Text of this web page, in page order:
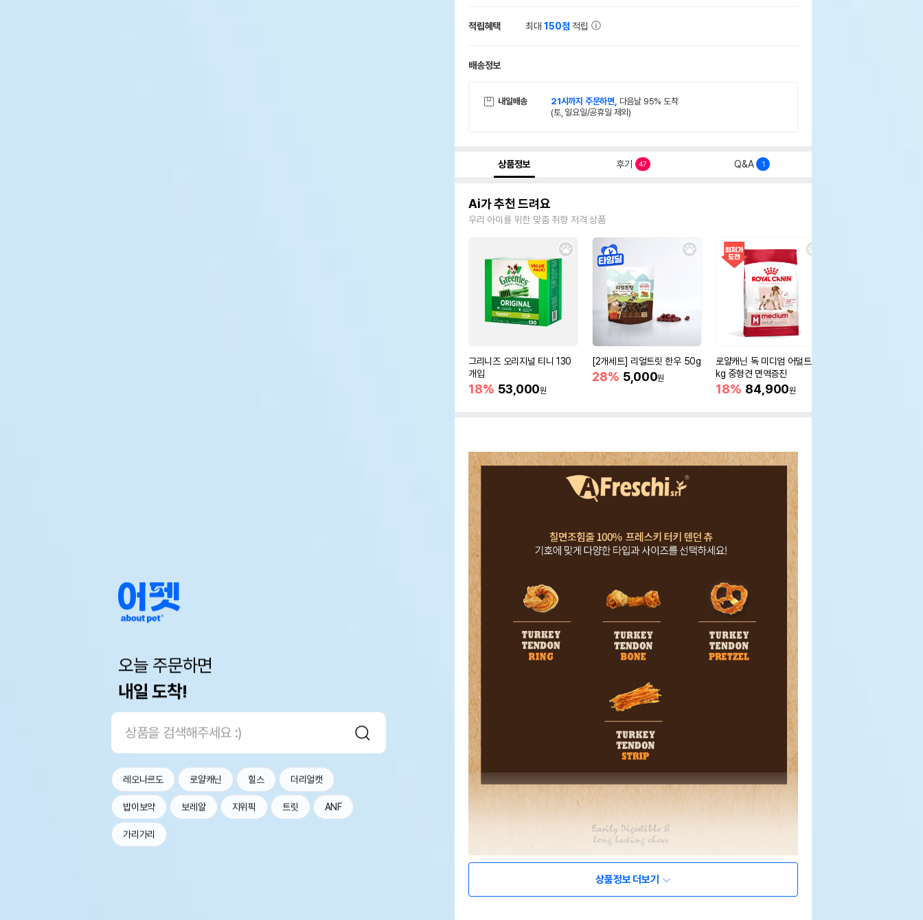
오늘 주문하면
내일 도착!
레오나르도 로얄캐닌 힐스 더리얼캣
밥이보약 보레알 지위픽 트릿 ANF
가리가리
적립혜택 최대150점 적립
배송정보
내일배송 21시까지 주문하면, 다음날 95% 도착
(토, 일요일/공휴일 제외)
상품정보 후기 47 Q&A 1
Ai가 추천 드려요
우리 아이를 위한 맞춤 취향 저격 상품
그리니즈 오리지널 티니 130
개입
18% 53,000원
[2개세트] 리얼트릿 한우 50g
28% 5,000원
로얄캐닌 독 미디엄 어덜트 10
kg 중형견 면역증진
18% 84,900원
상품정보 더보기